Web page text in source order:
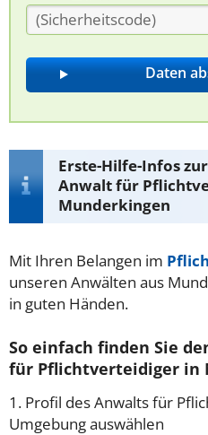
Erste-Hilfe-Infos
Anwalt für
Munderkingen
Mit Ihren Belangen im
unseren Anwälten aus
in guten Händen.
So einfach finden Sie
für Pflichtverteidiger in
1. Profil des Anwalts für
Umgebung auswählen